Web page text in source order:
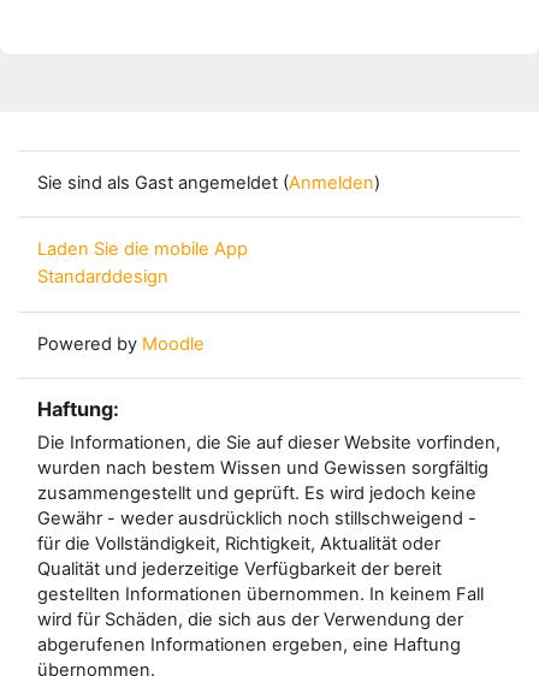
Sie sind als Gast angemeldet (Anmelden)
Laden Sie die mobile App
Standarddesign
Powered by Moodle
Haftung:
Die Informationen, die Sie auf dieser Website vorfinden,
wurden nach bestem Wissen und Gewissen sorgfältig
zusammengestellt und geprüft. Es wird jedoch keine
Gewähr - weder ausdrücklich noch stillschweigend -
für die Vollständigkeit, Richtigkeit, Aktualität oder
Qualität und jederzeitige Verfügbarkeit der bereit
gestellten Informationen übernommen. In keinem Fall
wird für Schäden, die sich aus der Verwendung der
abgerufenen Informationen ergeben, eine Haftung
übernommen.